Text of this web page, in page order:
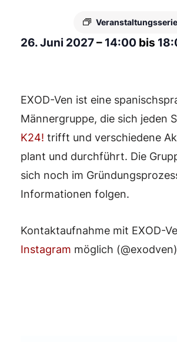
Veranstaltungsserie
26. Juni 2027– 14:00 bis
EXOD-Ven ist eine
Männergruppe, die sich jeden
K24! trifft und verschiedene
plant und durchführt. Die
sich noch im
Informationen folgen.
Kontaktaufnahme mit EXOD-
Instagram möglich